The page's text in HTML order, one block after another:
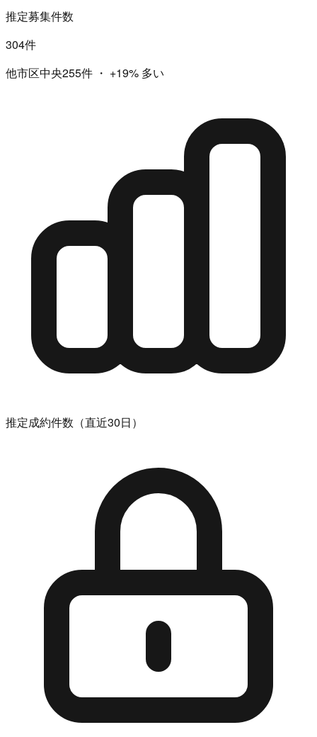
推定募集件数
304件
他市区中央255件 ・ +19% 多い
推定成約件数（直近30日）